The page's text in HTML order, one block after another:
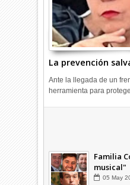
La prevención
Ante la llegada de un
herramienta para
Familia
musical"